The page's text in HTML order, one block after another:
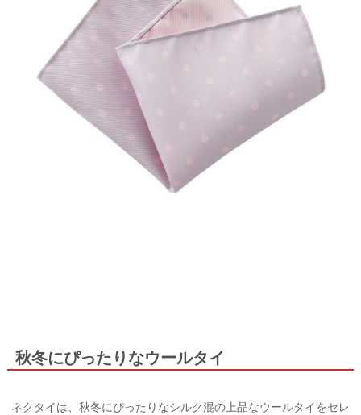
秋冬にぴったりなウールタイ
ネクタイは、秋冬にぴったりなシルク混の上品なウールタイをセレ